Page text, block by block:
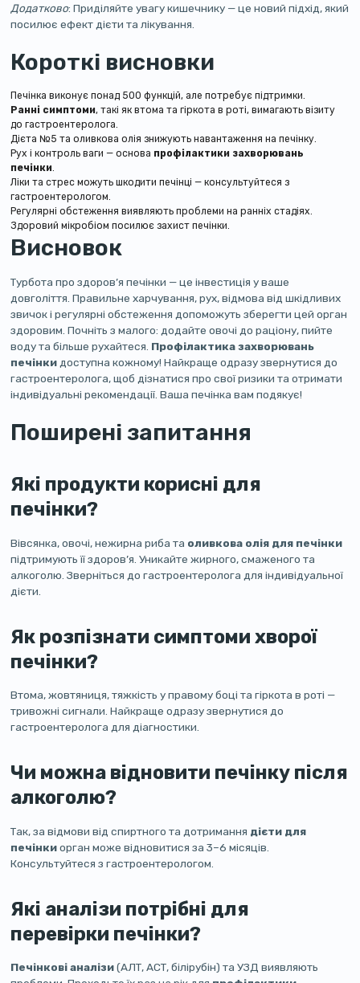
Додатково: Приділяйте увагу кишечнику — це новий підхід, який
посилює ефект дієти та лікування.
Короткі висновки
Печінка виконує понад 500 функцій, але потребує підтримки.
Ранні симптоми, такі як втома та гіркота в роті, вимагають візиту
до гастроентеролога.
Дієта №5 та оливкова олія знижують навантаження на печінку.
Рух і контроль ваги — основа профілактики захворювань
печінки.
Ліки та стрес можуть шкодити печінці — консультуйтеся з
гастроентерологом.
Регулярні обстеження виявляють проблеми на ранніх стадіях.
Здоровий мікробіом посилює захист печінки.
Висновок
Турбота про здоров’я печінки — це інвестиція у ваше
довголіття. Правильне харчування, рух, відмова від шкідливих
звичок і регулярні обстеження допоможуть зберегти цей орган
здоровим. Почніть з малого: додайте овочі до раціону, пийте
воду та більше рухайтеся. Профілактика захворювань
печінки доступна кожному! Найкраще одразу звернутися до
гастроентеролога, щоб дізнатися про свої ризики та отримати
індивідуальні рекомендації. Ваша печінка вам подякує!
Поширені запитання
Які продукти корисні для
печінки?
Вівсянка, овочі, нежирна риба та оливкова олія для печінки
підтримують її здоров’я. Уникайте жирного, смаженого та
алкоголю. Зверніться до гастроентеролога для індивідуальної
дієти.
Як розпізнати симптоми хворої
печінки?
Втома, жовтяниця, тяжкість у правому боці та гіркота в роті —
тривожні сигнали. Найкраще одразу звернутися до
гастроентеролога для діагностики.
Чи можна відновити печінку після
алкоголю?
Так, за відмови від спиртного та дотримання дієти для
печінкиорган може відновитися за 3–6 місяців.
Консультуйтеся з гастроентерологом.
Які аналізи потрібні для
перевірки печінки?
Печінкові аналізи(АЛТ, АСТ, білірубін) та УЗД виявляють